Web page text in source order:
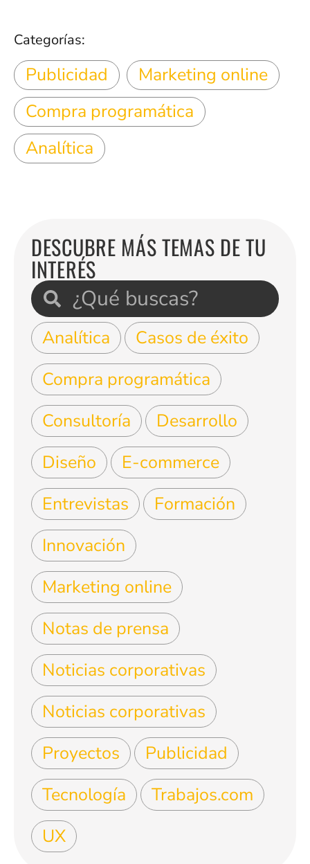
Categorías:
Publicidad
Marketing online
Compra programática
Analítica
DESCUBRE MÁS TEMAS DE TU
INTERÉS
Analítica
Casos de éxito
Compra programática
Consultoría
Desarrollo
Diseño
E-commerce
Entrevistas
Formación
Innovación
Marketing online
Notas de prensa
Noticias corporativas
Noticias corporativas
Proyectos
Publicidad
Tecnología
Trabajos.com
UX